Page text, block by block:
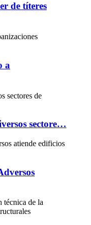
de títeres
a
sectore…